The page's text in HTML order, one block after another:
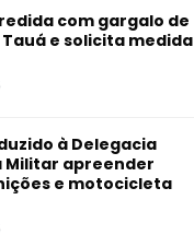
com gargalo de
e solicita medida
à Delegacia
Militar apreender
e motocicleta